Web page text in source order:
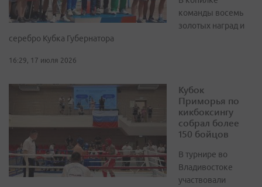
команды восемь
золотых наград и
серебро Кубка Губернатора
16:29, 17 июля 2026
Кубок
Приморья по
кикбоксингу
собрал более
150 бойцов
В турнире во
Владивостоке
участвовали